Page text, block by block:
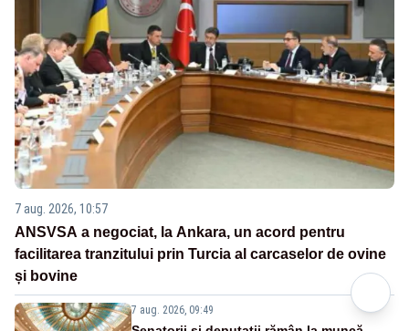
7 aug. 2026, 10:57
ANSVSA a negociat, la Ankara, un acord pentru
facilitarea tranzitului prin Turcia al carcaselor de ovine
și bovine
7 aug. 2026, 09:49